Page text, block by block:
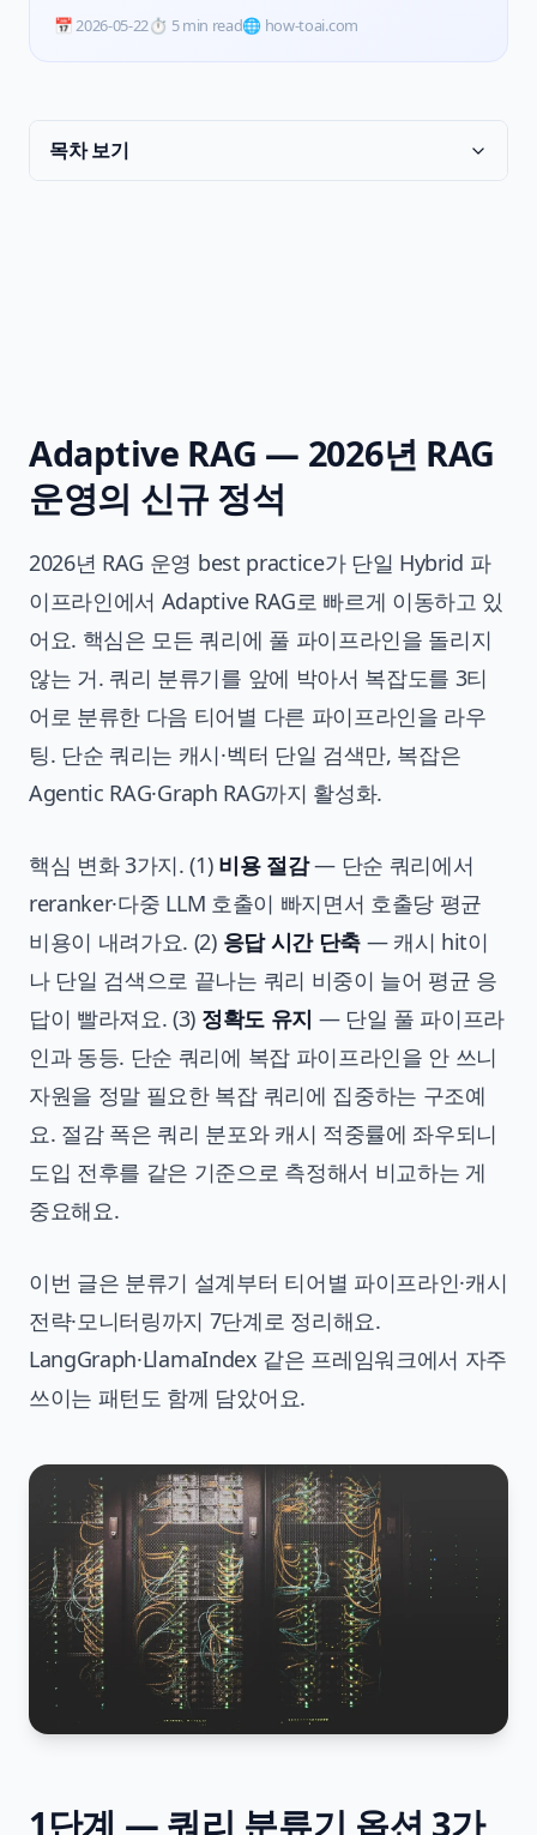
📅2026-05-22⏱️ 5 min read🌐 how-toai.com
목차 보기
Adaptive RAG — 2026년 RAG
운영의 신규 정석
2026년 RAG 운영 best practice가 단일 Hybrid 파
이프라인에서 Adaptive RAG로 빠르게 이동하고 있
어요. 핵심은 모든 쿼리에 풀 파이프라인을 돌리지
않는 거. 쿼리 분류기를 앞에 박아서 복잡도를 3티
어로 분류한 다음 티어별 다른 파이프라인을 라우
팅. 단순 쿼리는 캐시·벡터 단일 검색만, 복잡은
Agentic RAG·Graph RAG까지 활성화.
핵심 변화 3가지. (1) 비용 절감— 단순 쿼리에서
reranker·다중 LLM 호출이 빠지면서 호출당 평균
비용이 내려가요. (2) 응답 시간 단축— 캐시 hit이
나 단일 검색으로 끝나는 쿼리 비중이 늘어 평균 응
답이 빨라져요. (3) 정확도 유지 — 단일 풀 파이프라
인과 동등. 단순 쿼리에 복잡 파이프라인을 안 쓰니
자원을 정말 필요한 복잡 쿼리에 집중하는 구조예
요. 절감 폭은 쿼리 분포와 캐시 적중률에 좌우되니
도입 전후를 같은 기준으로 측정해서 비교하는 게
중요해요.
이번 글은 분류기 설계부터 티어별 파이프라인·캐시
전략·모니터링까지 7단계로 정리해요.
LangGraph·LlamaIndex 같은 프레임워크에서 자주
쓰이는 패턴도 함께 담았어요.
1단계 — 쿼리 분류기 옵션 3가